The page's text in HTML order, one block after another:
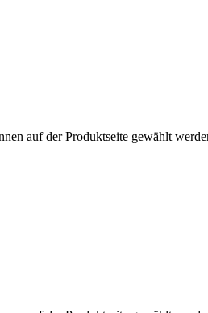
auf der Produktseite gewählt